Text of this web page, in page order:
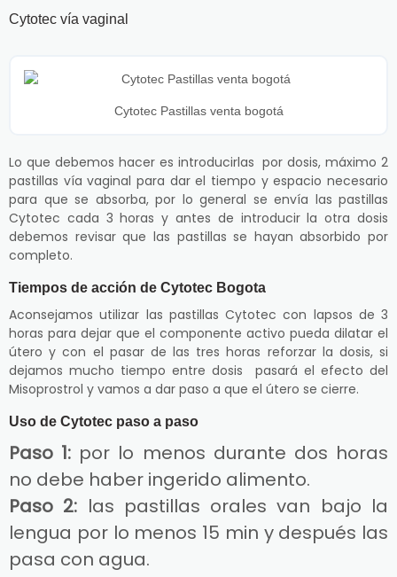
Cytotec vía vaginal
Cytotec Pastillas venta bogotá
Lo que debemos hacer es introducirlas por dosis, máximo 2
pastillas vía vaginal para dar el tiempo y espacio necesario
para que se absorba, por lo general se envía las pastillas
Cytotec cada 3 horas y antes de introducir la otra dosis
debemos revisar que las pastillas se hayan absorbido por
completo.
Tiempos de acción de Cytotec Bogota
Aconsejamos utilizar las pastillas Cytotec con lapsos de 3
horas para dejar que el componente activo pueda dilatar el
útero y con el pasar de las tres horas reforzar la dosis, si
dejamos mucho tiempo entre dosis pasará el efecto del
Misoprostrol y vamos a dar paso a que el útero se cierre.
Uso de Cytotec paso a paso
Paso 1: por lo menos durante dos horas
no debe haber ingerido alimento.
Paso 2: las pastillas orales van bajo la
lengua por lo menos 15 min y después las
pasa con agua.